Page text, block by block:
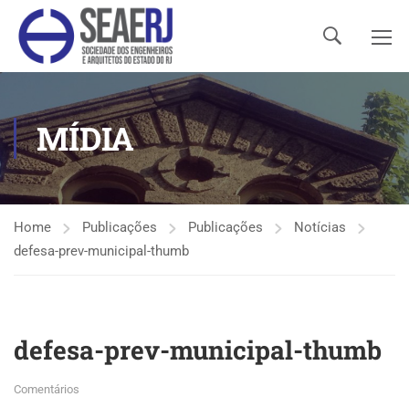
MÍDIA
Home Publicações Publicações
Notícias
defesa-prev-municipal-thumb
defesa-prev-municipal-thumb
Comentários